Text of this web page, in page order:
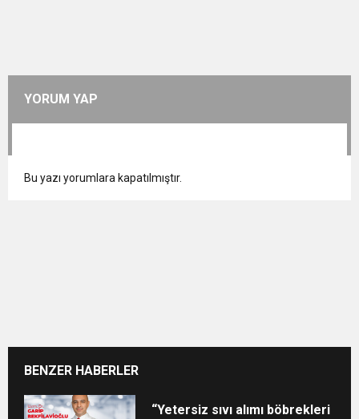
YORUM YAP
Bu yazı yorumlara kapatılmıştır.
BENZER HABERLER
“Yetersiz sıvı alımı böbrekleri